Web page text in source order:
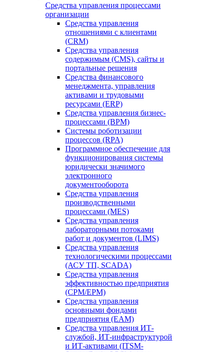
Средства управления процессами
организации
Средства управления
отношениями с клиентами
(CRM)
Средства управления
содержимым (CMS), сайты и
портальные решения
Средства финансового
менеджмента, управления
активами и трудовыми
ресурсами (ERP)
Средства управления бизнес-
процессами (BPM)
Системы роботизации
процессов (RPA)
Программное обеспечение для
функционирования системы
юридически значимого
электронного
документооборота
Средства управления
производственными
процессами (MES)
Средства управления
лабораторными потоками
работ и документов (LIMS)
Средства управления
технологическими процессами
(АСУ ТП, SCADA)
Средства управления
эффективностью предприятия
(CPM/EPM)
Средства управления
основными фондами
предприятия (EAM)
Средства управления ИТ-
службой, ИТ-инфраструктурой
и ИТ-активами (ITSM-